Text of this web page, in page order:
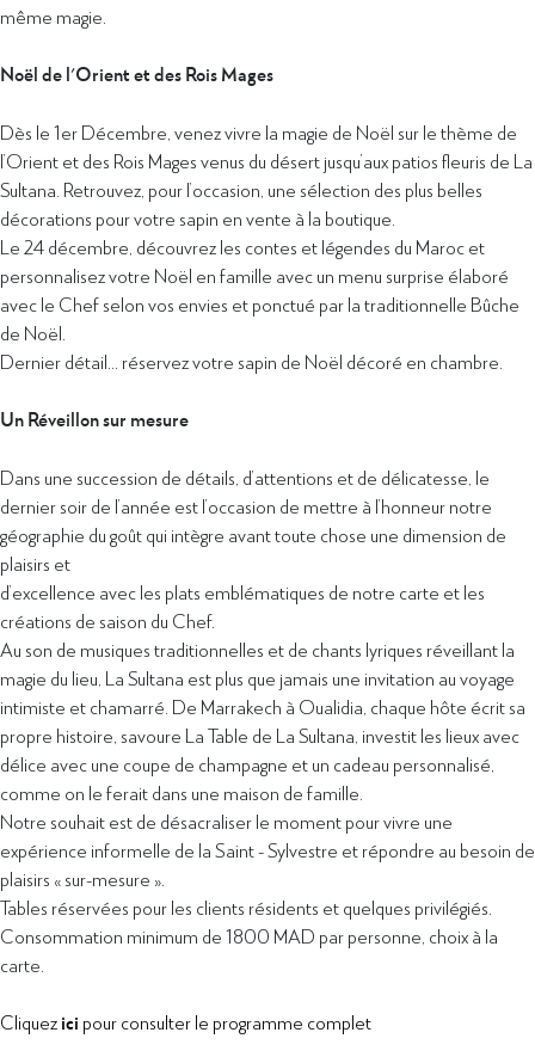
même magie.
Noël de l'Orient et des Rois Mages
Dès le 1er Décembre, venez vivre la magie de Noël sur le thème de
l’Orient et des Rois Mages venus du désert jusqu’aux patios fleuris de La
Sultana. Retrouvez, pour l’occasion, une sélection des plus belles
décorations pour votre sapin en vente à la boutique.
Le 24 décembre, découvrez les contes et légendes du Maroc et
personnalisez votre Noël en famille avec un menu surprise élaboré
avec le Chef selon vos envies et ponctué par la traditionnelle Bûche
de Noël.
Dernier détail… réservez votre sapin de Noël décoré en chambre.
Un Réveillon sur mesure
Dans une succession de détails, d’attentions et de délicatesse, le
dernier soir de l’année est l’occasion de mettre à l’honneur notre
géographie du goût qui intègre avant toute chose une dimension de
plaisirs et
d’excellence avec les plats emblématiques de notre carte et les
créations de saison du Chef.
Au son de musiques traditionnelles et de chants lyriques réveillant la
magie du lieu, La Sultana est plus que jamais une invitation au voyage
intimiste et chamarré. De Marrakech à Oualidia, chaque hôte écrit sa
propre histoire, savoure La Table de La Sultana, investit les lieux avec
délice avec une coupe de champagne et un cadeau personnalisé,
comme on le ferait dans une maison de famille.
Notre souhait est de désacraliser le moment pour vivre une
expérience informelle de la Saint - Sylvestre et répondre au besoin de
plaisirs « sur-mesure ».
Tables réservées pour les clients résidents et quelques privilégiés.
Consommation minimum de 1800 MAD par personne, choix à la
carte.
Cliquez ici pour consulter le programme complet